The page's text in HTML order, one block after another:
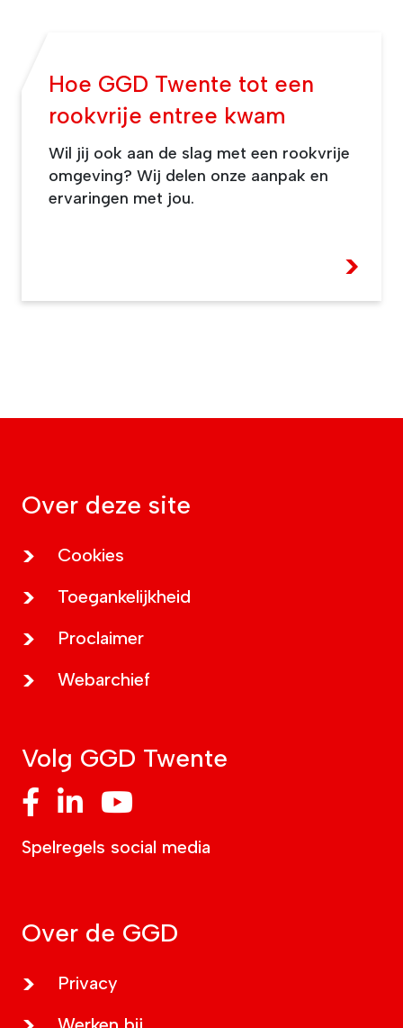
Hoe GGD Twente tot een
rookvrije entree kwam
Wil jij ook aan de slag met een rookvrije
omgeving? Wij delen onze aanpak en
ervaringen met jou.
>
Over deze site
Cookies
Toegankelijkheid
Proclaimer
Webarchief
Volg GGD Twente
GGD Twente op Facebook
GGD Twente op LinkedIn
Spelregels social media
Over de GGD
Privacy